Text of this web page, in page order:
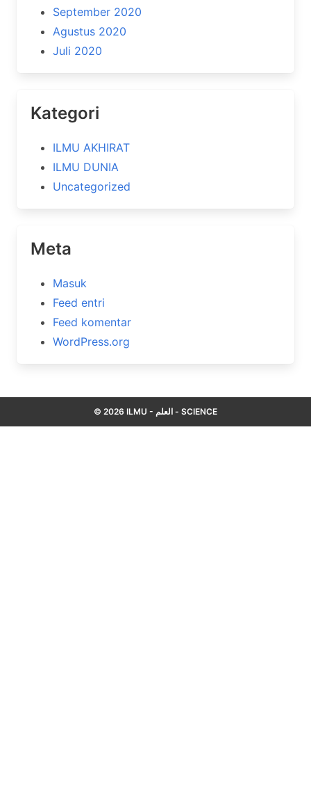
September 2020
Agustus 2020
Juli 2020
Kategori
ILMU AKHIRAT
ILMU DUNIA
Uncategorized
Meta
Masuk
Feed entri
Feed komentar
WordPress.org
© 2026 ILMU - العلم - SCIENCE